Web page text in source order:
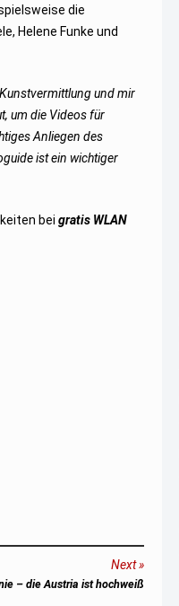
die
Helene Funke und
und mir
um die Videos für
Anliegen des
ist ein wichtiger
beigratis WLAN
Next
– die Austria ist hochweiß